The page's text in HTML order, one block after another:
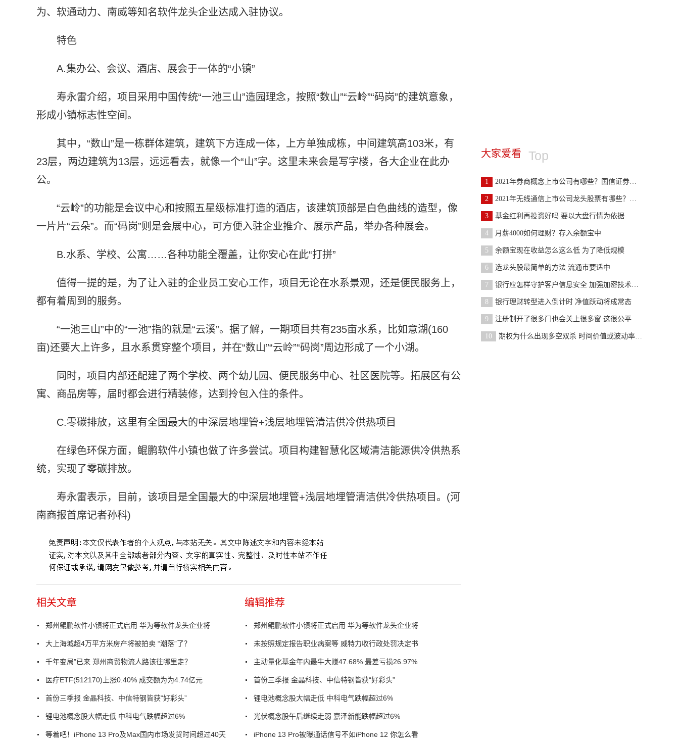
为、软通动力、南威等知名软件龙头企业达成入驻协议。
特色
A.集办公、会议、酒店、展会于一体的“小镇”
寿永雷介绍，项目采用中国传统“一池三山”造园理念，按照“数山”“云岭”“码岗”的建筑意象，
形成小镇标志性空间。
其中，“数山”是一栋群体建筑，建筑下方连成一体，上方单独成栋，中间建筑高103米，有
23层，两边建筑为13层，远远看去，就像一个“山”字。这里未来会是写字楼，各大企业在此办
公。
“云岭”的功能是会议中心和按照五星级标准打造的酒店，该建筑顶部是白色曲线的造型，像
一片片“云朵”。而“码岗”则是会展中心，可方便入驻企业推介、展示产品，举办各种展会。
B.水系、学校、公寓……各种功能全覆盖，让你安心在此“打拼”
值得一提的是，为了让入驻的企业员工安心工作，项目无论在水系景观，还是便民服务上，
都有着周到的服务。
“一池三山”中的“一池”指的就是“云溪”。据了解，一期项目共有235亩水系，比如意湖(160
亩)还要大上许多，且水系贯穿整个项目，并在“数山”“云岭”“码岗”周边形成了一个小湖。
同时，项目内部还配建了两个学校、两个幼儿园、便民服务中心、社区医院等。拓展区有公
寓、商品房等，届时都会进行精装修，达到拎包入住的条件。
C.零碳排放，这里有全国最大的中深层地埋管+浅层地埋管清洁供冷供热项目
在绿色环保方面，鲲鹏软件小镇也做了许多尝试。项目构建智慧化区域清洁能源供冷供热系
统，实现了零碳排放。
寿永雷表示，目前，该项目是全国最大的中深层地埋管+浅层地埋管清洁供冷供热项目。(河
南商报首席记者孙科)
相关文章
郑州鲲鹏软件小镇将正式启用 华为等软件龙头企业将
大上海城超4万平方米房产将被拍卖 “潮落”了？
千年变局”已来 郑州商贸物流人路该往哪里走？
医疗ETF(512170)上涨0.40% 成交额为为4.74亿元
首份三季报 金晶科技、中信特钢皆获“好彩头”
锂电池概念股大幅走低 中科电气跌幅超过6%
等着吧！iPhone 13 Pro及Max国内市场发货时间超过40天
编辑推荐
郑州鲲鹏软件小镇将正式启用 华为等软件龙头企业将
未按照规定报告职业病案等 威特力收行政处罚决定书
主动量化基金年内最牛大赚47.68% 最差亏损26.97%
首份三季报 金晶科技、中信特钢皆获“好彩头”
锂电池概念股大幅走低 中科电气跌幅超过6%
光伏概念股午后继续走弱 嘉泽新能跌幅超过6%
iPhone 13 Pro被曝通话信号不如iPhone 12 你怎么看
大家爱看 Top
1 2021年券商概念上市公司有哪些？国信证券、华创阳安
2 2021年无线通信上市公司龙头股票有哪些？润建股份等
3 基金红利再投资好吗 要以大盘行情为依据
4 月薪4000如何理财？存入余额宝中
5 余额宝现在收益怎么这么低 为了降低规模
6 选龙头股最简单的方法 流通市要适中
7 银行应怎样守护客户信息安全 加强加密技术的运用等
8 银行理财转型进入倒计时 净值跃动将成常态
9 注册制开了很多门也会关上很多窗 这很公平
10 期权为什么出现多空双杀 时间价值或波动率下降